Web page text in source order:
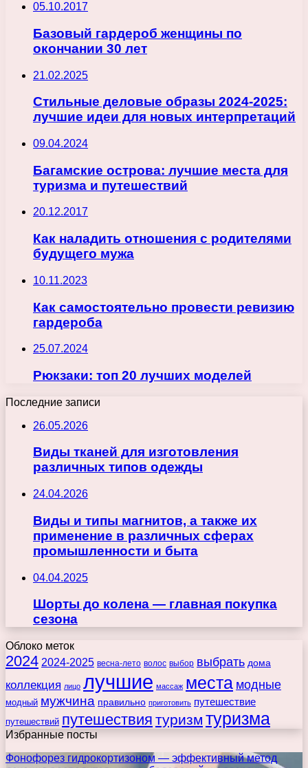
05.10.2017
Базовый гардероб женщины по
окончании 30 лет
21.02.2025
Стильные деловые образы 2024-2025:
лучшие идеи для новых интерпретаций
09.04.2024
Багамские острова: лучшие места для
туризма и путешествий
20.12.2017
Как наладить отношения с родителями
будущего мужа
10.11.2023
Как самостоятельно провести ревизию
гардероба
25.07.2024
Рюкзаки: топ 20 лучших моделей
Последние записи
26.05.2026
Виды тканей для изготовления
различных типов одежды
24.04.2026
Виды и типы магнитов, а также их
применение в различных сферах
промышленности и быта
04.04.2025
Шорты до колена — главная покупка
сезона
Облоко меток
2024 2024-2025 весна-лето волос выбор выбрать дома
коллекция лицо лучшие массаж места модные
модный мужчина правильно приготовить путешествие
путешествий путешествия туризм туризма
Избранные посты
Фонофорез гидрокортизоном — эффективный метод